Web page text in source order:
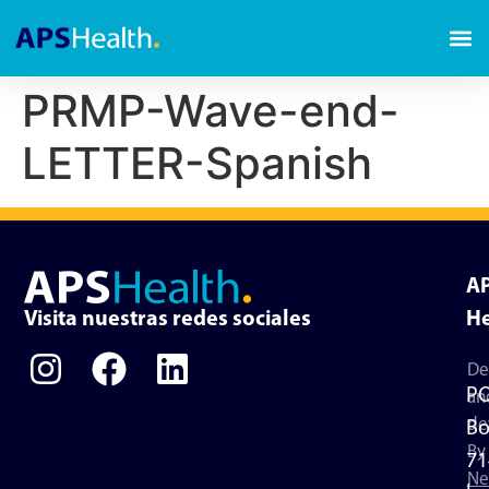
PRMP-Wave-end-
LETTER-Spanish
Visita nuestras redes sociales
By